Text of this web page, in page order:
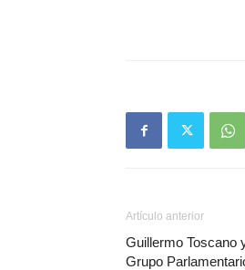
Artículo anterior
Guillermo Toscano
Grupo